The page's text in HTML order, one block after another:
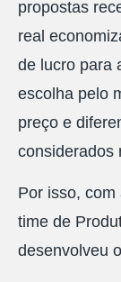
propostas
real
de lucro para
escolha pelo
preço e
considerados
Por isso,
time de
desenvolveu